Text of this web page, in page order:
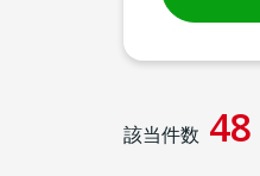
該当件数 48